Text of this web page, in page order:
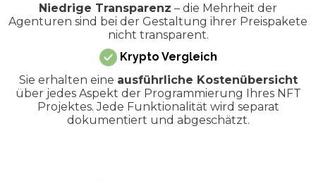
Niedrige Transparenz – die Mehrheit der
Agenturen sind bei der Gestaltung ihrer Preispakete
nicht transparent.
Krypto Vergleich
Sie erhalten eine ausführliche Kostenübersicht
über jedes Aspekt der Programmierung Ihres NFT
Projektes. Jede Funktionalität wird separat
dokumentiert und abgeschätzt.